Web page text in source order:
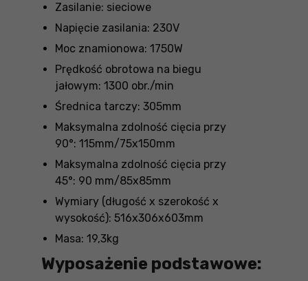
Zasilanie: sieciowe
Napięcie zasilania: 230V
Moc znamionowa: 1750W
Prędkość obrotowa na biegu
jałowym: 1300 obr./min
Średnica tarczy: 305mm
Maksymalna zdolność cięcia przy
90°: 115mm/75x150mm
Maksymalna zdolność cięcia przy
45°: 90 mm/85x85mm
Wymiary (długość x szerokość x
wysokość): 516x306x603mm
Masa: 19,3kg
Wyposażenie podstawowe: